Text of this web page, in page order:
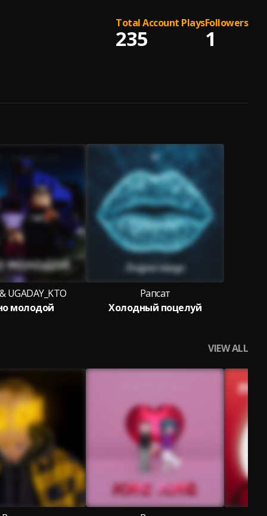
Total Account Plays
235
Followers
1
UGADAY_KTO
молодой
Рапсат
Холодный поцелуй
VIEW ALL